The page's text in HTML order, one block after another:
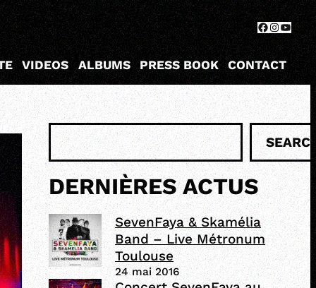
Facebook
VIDEOS ALBUMS PRESS BOOK CONTACT
R
e
c
h
e
r
c
h
e
r
DERNIÈRES ACTUS
SevenFaya & Skamélia
Band – Live Métronum
Toulouse
24 mai 2016